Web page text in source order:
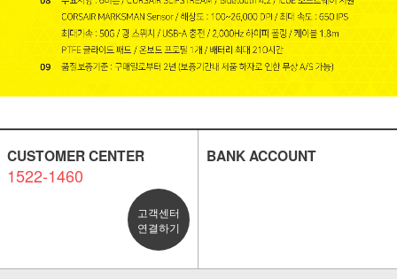
CUSTOMER CENTER
1522-1460
고객센터
연결하기
BANK ACCOUNT